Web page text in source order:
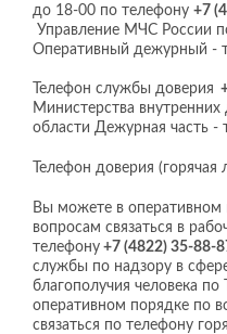
до 18-00 по телефону +7
Управление МЧС России
Оперативный дежурный -
Телефон службы доверия
Министерства внутренних
области Дежурная часть -
Телефон доверия (горячая
Вы можете в
вопросам связаться в
телефону +7 (4822) 35-88-
службы по надзору в
благополучия человека
оперативном порядке по
связаться по телефону